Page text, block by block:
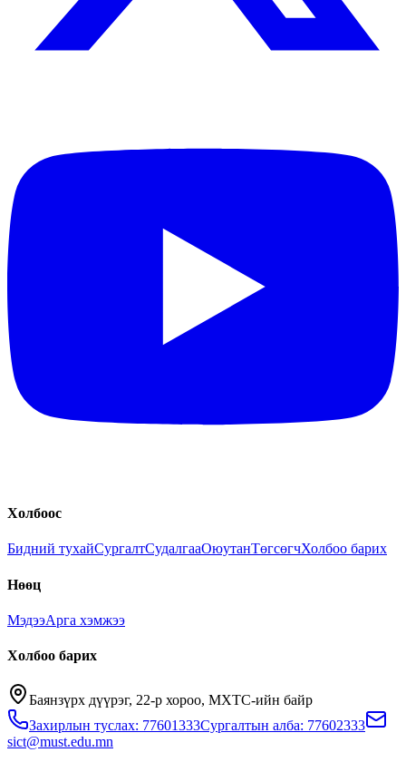
Холбоос
Бидний тухайСургалтСудалгааОюутанТөгсөгчХолбоо барих
Нөөц
МэдээАрга хэмжээ
Холбоо барих
Баянзүрх дүүрэг, 22-р хороо, МХТС-ийн байр
Захирлын туслах: 77601333Сургалтын алба: 77602333
sict@must.edu.mn